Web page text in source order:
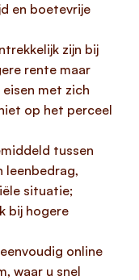
en boetevrije
zijn bij
rente maar
met zich
op het perceel
tussen
leenbedrag,
situatie;
bij hogere
online
waar u snel